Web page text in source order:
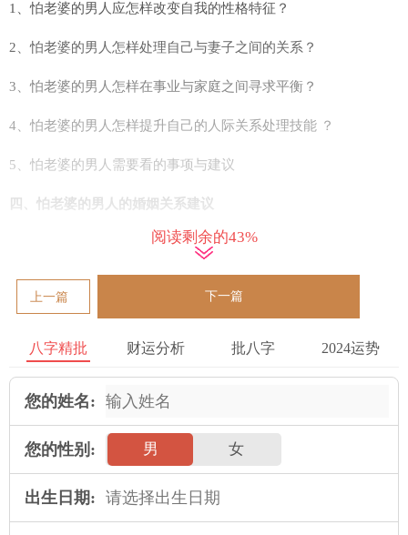
1、怕老婆的男人应怎样改变自我的性格特征？
2、怕老婆的男人怎样处理自己与妻子之间的关系？
3、怕老婆的男人怎样在事业与家庭之间寻求平衡？
4、怕老婆的男人怎样提升自己的人际关系处理技能 ？
5、怕老婆的男人需要看的事项与建议
四、怕老婆的男人的婚姻关系建议
1、怕老婆的男人怎样与妻子建立与谐的婚姻关系？
2、家庭琐事怎样处理才能减少争吵？
3、怕老婆的男人怎样提升自己在家庭中的地位与权威感？
4、怕老婆的男人怎样在事业与家庭之间寻求平衡？
5、怕老婆的男人怎样改变自我的思维模式，提升家庭幸福感？
五、怕老婆的男人的人际关系处理
1、怕老婆的男人怎样与家人、亲友与同事相处融洽？
阅读剩余的43%
上一篇 下一篇
八字精批 财运分析 批八字 2024运势
您的姓名:
您的性别: 男 女
出生日期: